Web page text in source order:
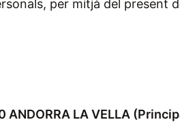
per mitjà del present
LA VELLA